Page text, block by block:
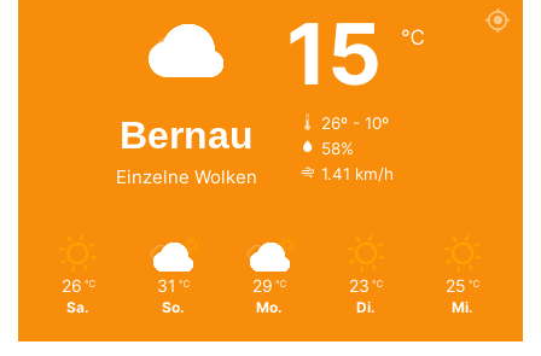
Bernau
Einzelne Wolken
15 ℃
26º - 10º
58%
1.41 km/h
26 ℃
Sa.
31 ℃
So.
29 ℃
Mo.
23 ℃
Di.
25 ℃
Mi.